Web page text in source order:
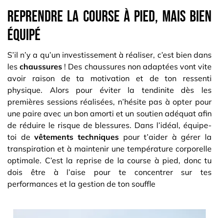
Reprendre la course à pied, mais bien
équipé
S’il n’y a qu’un investissement à réaliser, c’est bien dans
leschaussures ! Des chaussures non adaptées vont vite
avoir raison de ta motivation et de ton ressenti
physique. Alors pour éviter la tendinite dès les
premières sessions réalisées, n’hésite pas à opter pour
une paire avec un bon amorti et un soutien adéquat afin
de réduire le risque de blessures. Dans l’idéal, équipe-
toi devêtements techniquespour t’aider à gérer la
transpiration et à maintenir une température corporelle
optimale. C’est la reprise de la course à pied, donc tu
dois être à l’aise pour te concentrer sur tes
performances et la gestion de ton souffle